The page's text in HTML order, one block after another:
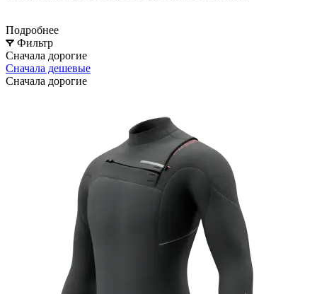
Подробнее
Фильтр
Сначала дорогие
Сначала дешевые
Сначала дорогие